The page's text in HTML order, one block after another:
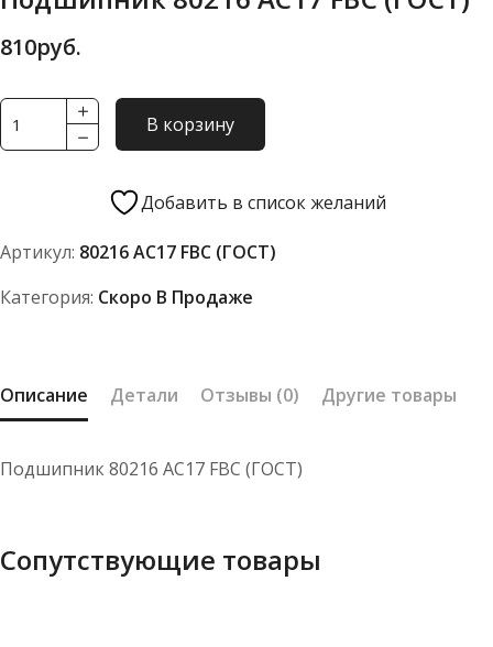
810руб.
Количество
товара
FBC
В корзину
Добавить в список желаний
Артикул: 80216 АС17 FBC (ГОСТ)
Категория: Скоро В Продаже
Описание Детали Отзывы (0) Другие товары
Подшипник 80216 АС17 FBC (ГОСТ)
Сопутствующие товары